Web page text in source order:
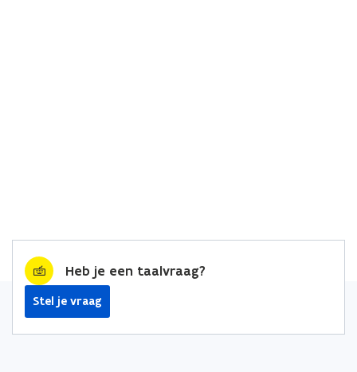
Heb je een taalvraag?
Stel je vraag